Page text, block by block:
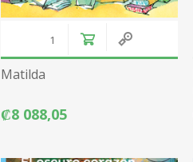
Matilda
₡8 088,05